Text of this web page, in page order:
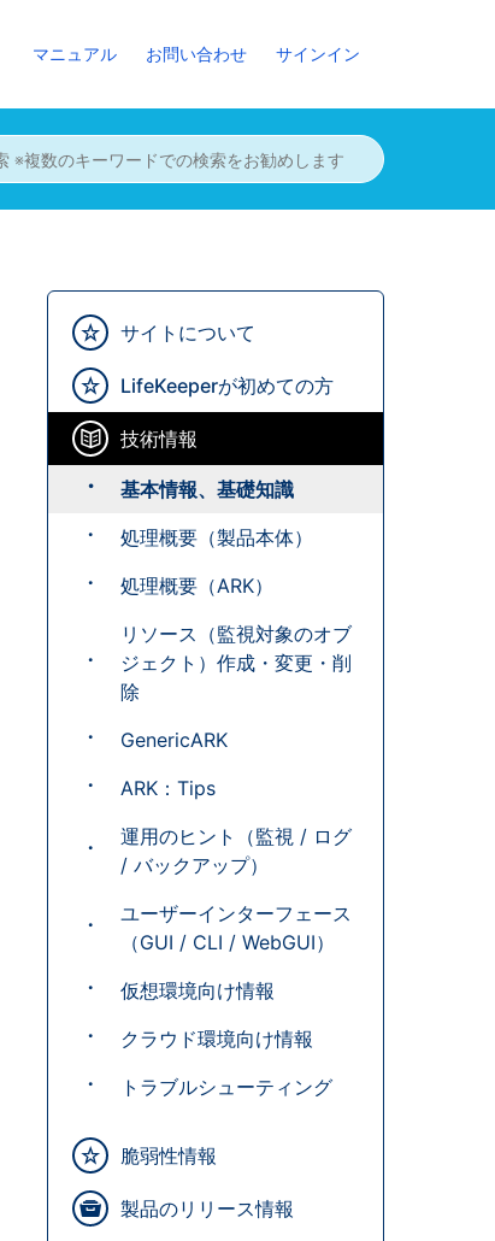
マニュアル お問い合わせ サインイン
サイトについて
LifeKeeperが初めての方
技術情報
基本情報、基礎知識
処理概要（製品本体）
処理概要（ARK）
リソース（監視対象のオブ
ジェクト）作成・変更・削
除
GenericARK
ARK：Tips
運用のヒント（監視 / ログ
/ バックアップ）
ユーザーインターフェース
（GUI / CLI / WebGUI）
仮想環境向け情報
クラウド環境向け情報
トラブルシューティング
脆弱性情報
製品のリリース情報